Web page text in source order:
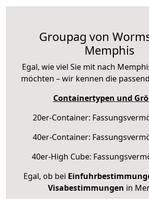
Groupag von
Memphis
Egal, wie viel Sie mit nach
möchten – wir kennen die
Containertypen und
20er-Container:
40er-Container:
40er-High Cube:
Egal, ob bei
Visabestimmungen in